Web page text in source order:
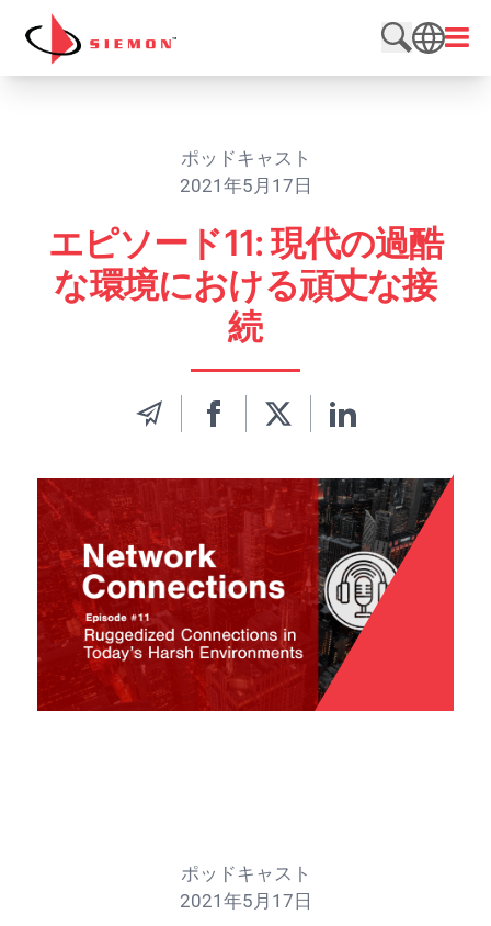
内容をスキップ
検索サイト
メニ
SEARCH
ポッドキャスト
2021年5月17日
エピソード11: 現代の過酷
な環境における頑丈な接
続
ポッドキャスト
2021年5月17日